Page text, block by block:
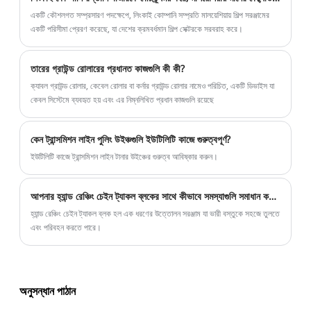
একটি কৌশলগত সম্প্রসারণ পদক্ষেপে, লিংকাই কোম্পানি সম্প্রতি মালয়েশিয়ায় শিল্প সরঞ্জামের
একটি পরিসীমা প্রেরণ করেছে, যা দেশের ক্রমবর্ধমান শিল্প সেক্টরকে সরবরাহ করে।
তারের গ্রাউন্ড রোলারের প্রধানত কাজগুলি কী কী?
ক্যাবল গ্রাউন্ড রোলার, কেবেল রোলার বা কর্নার গ্রাউন্ড রোলার নামেও পরিচিত, একটি ডিভাইস যা
কেবল সিস্টেমে ব্যবহৃত হয় এবং এর নিম্নলিখিত প্রধান কাজগুলি রয়েছে
কেন ট্রান্সমিশন লাইন পুলিং উইঞ্চগুলি ইউটিলিটি কাজে গুরুত্বপূর্ণ?
ইউটিলিটি কাজে ট্রান্সমিশন লাইন টানার উইঞ্চের গুরুত্ব আবিষ্কার করুন।
আপনার হ্যান্ড রেঞ্চিং চেইন ট্যাকল ব্লকের সাথে কীভাবে সমস্যাগুলি সমাধান করবেন
হ্যান্ড রেঞ্চিং চেইন ট্যাকল ব্লক হল এক ধরণের উত্তোলন সরঞ্জাম যা ভারী বস্তুকে সহজে তুলতে
এবং পরিবহন করতে পারে।
অনুসন্ধান পাঠান